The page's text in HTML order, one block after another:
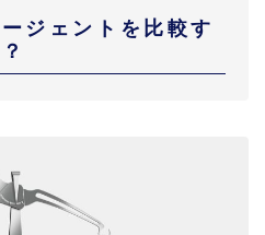
ジェントを比較す